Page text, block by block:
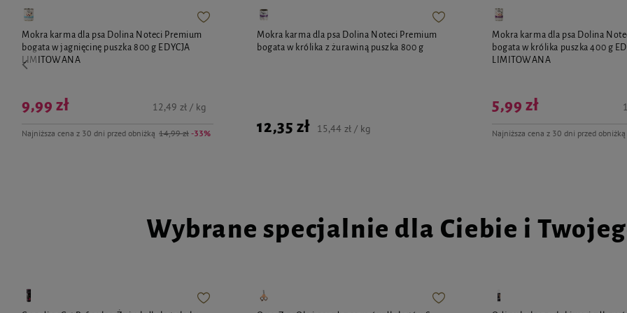
Mokra karma dla psa Dolina Noteci Premium
bogata w jagnięcinę puszka 800 g EDYCJA
LIMITOWANA
Najniższa cena z 30 dni przed obniżką 14,99 zł -33%
9,99 zł 12,49 zł / kg
Mokra karma dla psa Dolina Noteci Premium
bogata w królika z żurawiną puszka 800 g
12,35 zł 15,44 zł / kg
Mokra karma dla psa Dolina
bogata w królika puszka 400 g
LIMITOWANA
Najniższa cena z 30 dni przed obniżką
5,99 zł
Wybrane specjalnie dla Ciebie i